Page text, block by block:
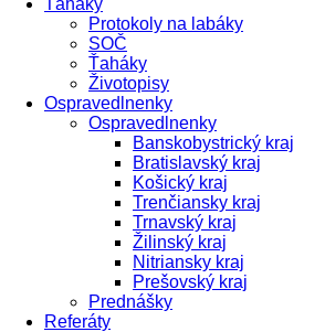
Ťaháky
Protokoly na labáky
SOČ
Ťaháky
Životopisy
Ospravedlnenky
Ospravedlnenky
Banskobystrický kraj
Bratislavský kraj
Košický kraj
Trenčiansky kraj
Trnavský kraj
Žilinský kraj
Nitriansky kraj
Prešovský kraj
Prednášky
Referáty